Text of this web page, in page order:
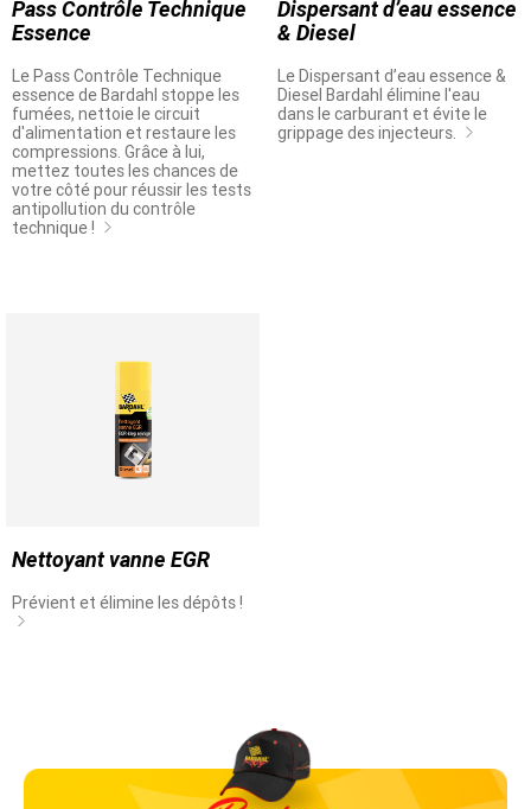
Pass Contrôle Technique
Essence
Le Pass Contrôle Technique
essence de Bardahl stoppe les
fumées, nettoie le circuit
d'alimentation et restaure les
compressions. Grâce à lui,
mettez toutes les chances de
votre côté pour réussir les tests
antipollution du contrôle
technique !
Dispersant d’eau essence
& Diesel
Le Dispersant d’eau essence &
Diesel Bardahl élimine l'eau
dans le carburant et évite le
grippage des injecteurs.
Nettoyant vanne EGR
Prévient et élimine les dépôts !